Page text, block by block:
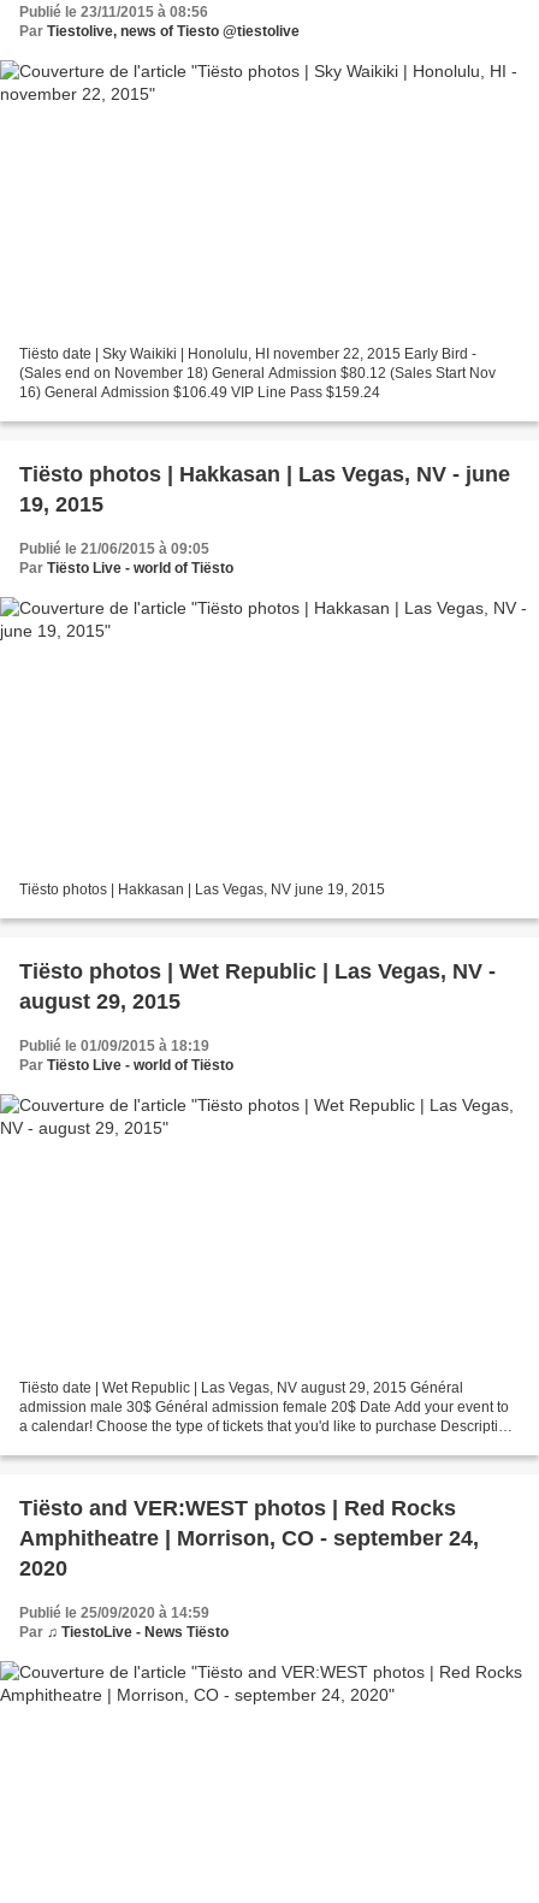
Publié le 23/11/2015 à 08:56
Par Tiestolive, news of Tiesto @tiestolive
Tiësto date | Sky Waikiki | Honolulu, HI november 22, 2015 Early Bird -
(Sales end on November 18) General Admission $80.12 (Sales Start Nov
16) General Admission $106.49 VIP Line Pass $159.24
Tiësto photos | Hakkasan | Las Vegas, NV - june
19, 2015
Publié le 21/06/2015 à 09:05
Par Tiësto Live - world of Tiësto
Tiësto photos | Hakkasan | Las Vegas, NV june 19, 2015
Tiësto photos | Wet Republic | Las Vegas, NV -
august 29, 2015
Publié le 01/09/2015 à 18:19
Par Tiësto Live - world of Tiësto
Tiësto date | Wet Republic | Las Vegas, NV august 29, 2015 Général
admission male 30$ Général admission female 20$ Date Add your event to
a calendar! Choose the type of tickets that you'd like to purchase Description
Tiësto and VER:WEST photos | Red Rocks
Amphitheatre | Morrison, CO - september 24,
2020
Publié le 25/09/2020 à 14:59
Par ♫ TiestoLive - News Tiësto